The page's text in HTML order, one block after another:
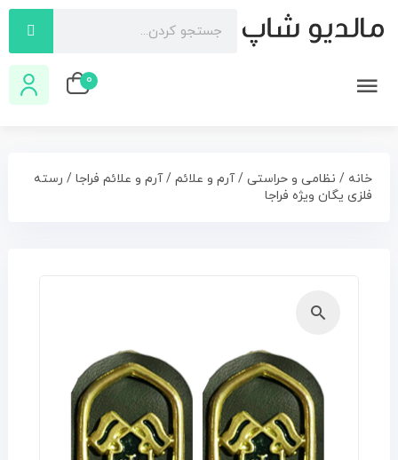
0
خانه / نظامی و حراستی/آرم و علائم/آرم و علائم فراجا/ رسته
فلزی یگان ویژه فراجا